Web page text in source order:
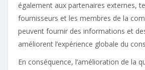
également aux partenaires externes,
fournisseurs et les membres de la
peuvent fournir des informations et
améliorent l’expérience globale du
En conséquence, l’amélioration de la